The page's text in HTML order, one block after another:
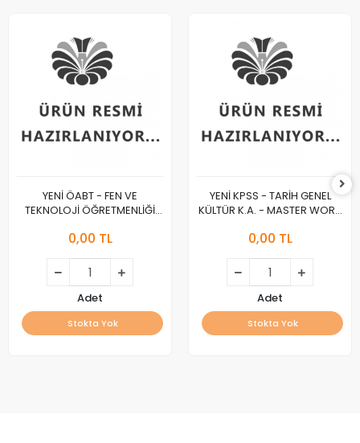
YENİ ÖABT - FEN VE
TEKNOLOJİ ÖĞRETMENLİĞİ
0,00 TL
Adet
Stokta Yok
YENİ KPSS - TARİH GENEL
KÜLTÜR K.A. - MASTER WORK
0,00 TL
Adet
Stokta Yok